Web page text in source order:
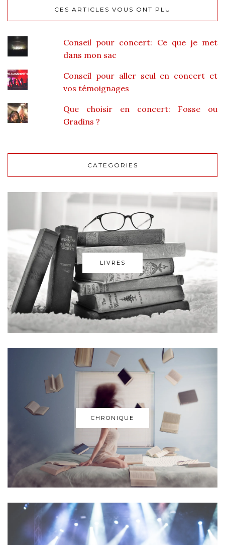
CES ARTICLES VOUS ONT PLU
Conseil pour concert: Ce que je met
dans mon sac
Conseil pour aller seul en concert et
vos témoignages
Que choisir en concert: Fosse ou
Gradins ?
CATEGORIES
LIVRES
CHRONIQUE